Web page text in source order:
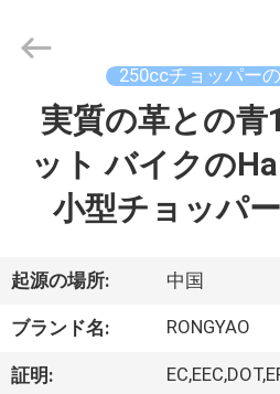
ダ
ク
ト
Shanghai
Rongyao
Reserved.
250ccチョッパー
実質の革との青
ット バイクの
小型チョッパ
起源の場所: 中国
ブランド名: RONGYAO
証明: